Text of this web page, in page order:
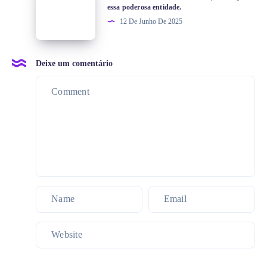
essa poderosa entidade.
12 De Junho De 2025
Deixe um comentário